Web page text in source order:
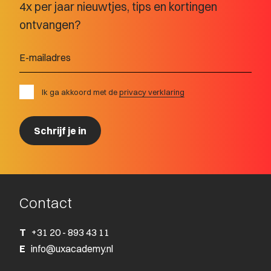
4x per jaar nieuwtjes, tips en kortingen
ontvangen?
Ik ga akkoord met deprivacy verklaring
Contact
T +31 20 - 893 43 11
E info@uxacademy.nl